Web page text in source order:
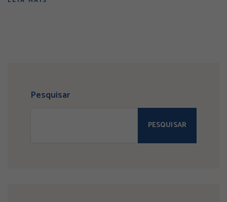
Pesquisar
PESQUISAR